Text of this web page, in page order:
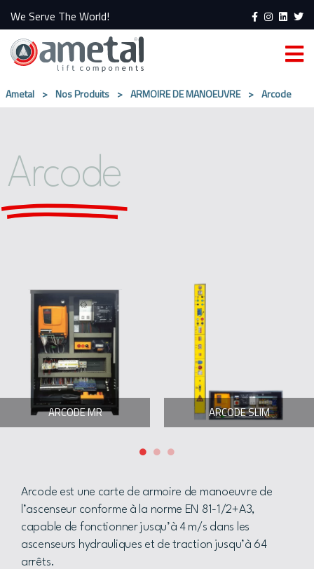
We Serve The World!
Ametal > Nos Produits > ARMOIRE DE MANOEUVRE > Arcode
Arcode
ARCODE MR ARCODE SLIM
Arcode est une carte de armoire de manoeuvre de
l’ascenseur conforme à la norme EN 81-1/2+A3,
capable de fonctionner jusqu’à 4 m/s dans les
ascenseurs hydrauliques et de traction jusqu’à 64
arrêts.